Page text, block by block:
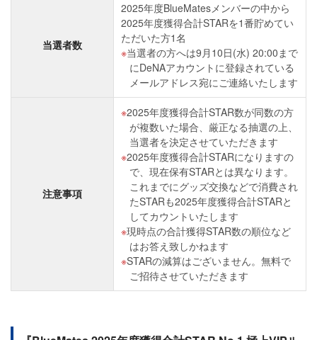
当選者数
2025年度BlueMatesメンバーの中から
2025年度獲得合計STARを1番貯めてい
ただいた方1名
当選者の方へは9月10日(水) 20:00まで
にDeNAアカウントに登録されている
メールアドレス宛にご連絡いたします
注意事項
2025年度獲得合計STAR数が同数の方
が複数いた場合、厳正なる抽選の上、
当選者を決定させていただきます
2025年度獲得合計STARになりますの
で、現在保有STARとは異なります。
これまでにグッズ交換などで消費され
たSTARも2025年度獲得合計STARと
してカウントいたします
現時点の合計獲得STAR数の順位など
はお答え致しかねます
STARの減算はございません。無料で
ご招待させていただきます